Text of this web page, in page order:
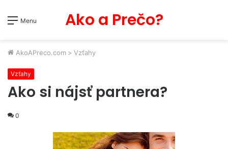
Menu Ako a Prečo?
AkoAPreco.com > Vzťahy
Vzťahy
Ako si nájsť partnera?
0